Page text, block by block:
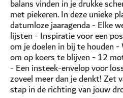
balans vinden in je drukke
met piekeren. In deze unieke
datumloze jaaragenda - Elke
lijsten - Inspiratie voor een
om je doelen in bij te houden
om op koers te blijven - 12
- Een insteek-envelop voor
zoveel meer dan je denkt! Zet
stap in de richting van jouw